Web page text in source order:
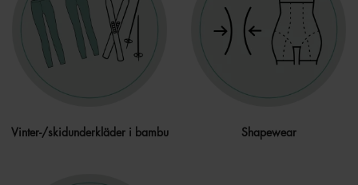
Vinter-/skidunderkläder i bambu Shapewear